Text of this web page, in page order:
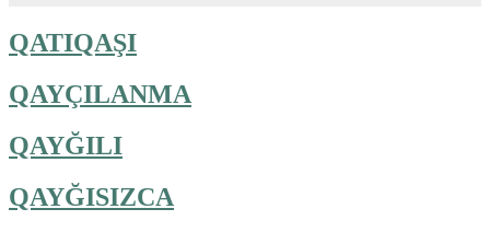
QATIQAŞI
QAYÇILANMA
QAYĞILI
QAYĞISIZCA